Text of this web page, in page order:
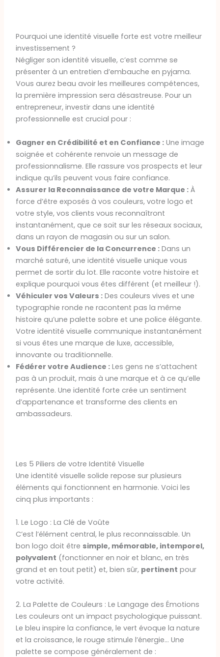
Pourquoi une identité visuelle forte est votre meilleur
investissement ?
Négliger son identité visuelle, c’est comme se
présenter à un entretien d’embauche en pyjama.
Vous aurez beau avoir les meilleures compétences,
la première impression sera désastreuse. Pour un
entrepreneur, investir dans une identité
professionnelle est crucial pour :
Gagner en Crédibilité et en Confiance :Une image
soignée et cohérente renvoie un message de
professionnalisme. Elle rassure vos prospects et leur
indique qu’ils peuvent vous faire confiance.
Assurer la Reconnaissance de votre Marque :À
force d’être exposés à vos couleurs, votre logo et
votre style, vos clients vous reconnaîtront
instantanément, que ce soit sur les réseaux sociaux,
dans un rayon de magasin ou sur un salon.
Vous Différencier de la Concurrence :Dans un
marché saturé, une identité visuelle unique vous
permet de sortir du lot. Elle raconte votre histoire et
explique pourquoi vous êtes différent (et meilleur !).
Véhiculer vos Valeurs :Des couleurs vives et une
typographie ronde ne racontent pas la même
histoire qu’une palette sobre et une police élégante.
Votre identité visuelle communique instantanément
si vous êtes une marque de luxe, accessible,
innovante ou traditionnelle.
Fédérer votre Audience :Les gens ne s’attachent
pas à un produit, mais à une marque et à ce qu’elle
représente. Une identité forte crée un sentiment
d’appartenance et transforme des clients en
ambassadeurs.
Les 5 Piliers de votre Identité Visuelle
Une identité visuelle solide repose sur plusieurs
éléments qui fonctionnent en harmonie. Voici les
cinq plus importants :
1. Le Logo : La Clé de Voûte
C’est l’élément central, le plus reconnaissable. Un
bon logo doit être simple, mémorable, intemporel,
polyvalent (fonctionner en noir et blanc, en très
grand et en tout petit) et, bien sûr, pertinent pour
votre activité.
2. La Palette de Couleurs : Le Langage des Émotions
Les couleurs ont un impact psychologique puissant.
Le bleu inspire la confiance, le vert évoque la nature
et la croissance, le rouge stimule l’énergie… Une
palette se compose généralement de :